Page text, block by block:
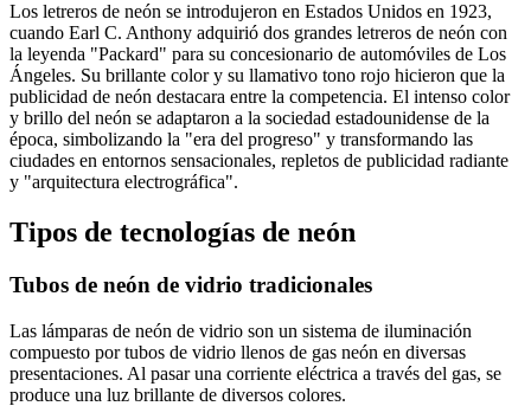
Los letreros de neón se introdujeron en Estados Unidos en 1923,
cuando Earl C. Anthony adquirió dos grandes letreros de neón con
la leyenda "Packard" para su concesionario de automóviles de Los
Ángeles. Su brillante color y su llamativo tono rojo hicieron que la
publicidad de neón destacara entre la competencia. El intenso color
y brillo del neón se adaptaron a la sociedad estadounidense de la
época, simbolizando la "era del progreso" y transformando las
ciudades en entornos sensacionales, repletos de publicidad radiante
y "arquitectura electrográfica".
Tipos de tecnologías de neón
Tubos de neón de vidrio tradicionales
Las lámparas de neón de vidrio son un sistema de iluminación
compuesto por tubos de vidrio llenos de gas neón en diversas
presentaciones. Al pasar una corriente eléctrica a través del gas, se
produce una luz brillante de diversos colores.